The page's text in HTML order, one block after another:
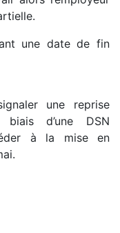
une date de fin
une reprise
d’une DSN
à la mise en